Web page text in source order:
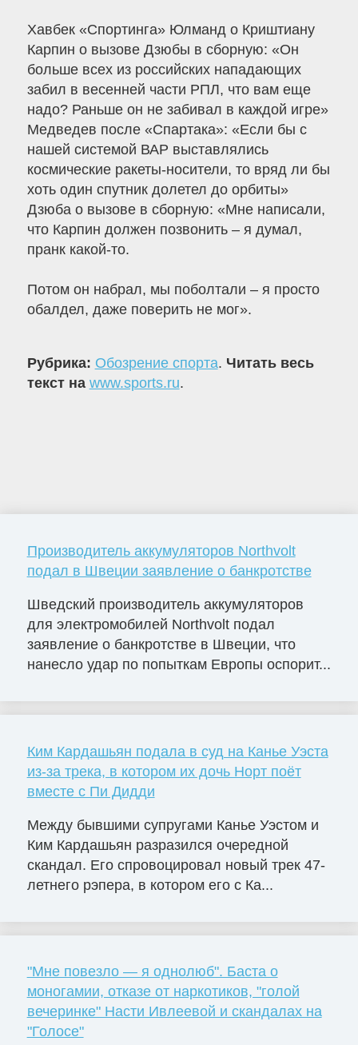
Хавбек «Спортинга» Юлманд о Криштиану
Карпин о вызове Дзюбы в сборную: «Он
больше всех из российских нападающих
забил в весенней части РПЛ, что вам еще
надо? Раньше он не забивал в каждой игре»
Медведев после «Спартака»: «Если бы с
нашей системой ВАР выставлялись
космические ракеты-носители, то вряд ли бы
хоть один спутник долетел до орбиты»
Дзюба о вызове в сборную: «Мне написали,
что Карпин должен позвонить – я думал,
пранк какой-то.
Потом он набрал, мы поболтали – я просто
обалдел, даже поверить не мог».
Рубрика: Обозрение спорта. Читать весь
текст на www.sports.ru.
Производитель аккумуляторов Northvolt
подал в Швеции заявление о банкротстве
Шведский производитель аккумуляторов
для электромобилей Northvolt подал
заявление о банкротстве в Швеции, что
нанесло удар по попыткам Европы оспорит...
Ким Кардашьян подала в суд на Канье Уэста
из-за трека, в котором их дочь Норт поёт
вместе с Пи Дидди
Между бывшими супругами Канье Уэстом и
Ким Кардашьян разразился очередной
скандал. Его спровоцировал новый трек 47-
летнего рэпера, в котором его с Ка...
"Мне повезло — я однолюб". Баста о
моногамии, отказе от наркотиков, "голой
вечеринке" Насти Ивлеевой и скандалах на
"Голосе"